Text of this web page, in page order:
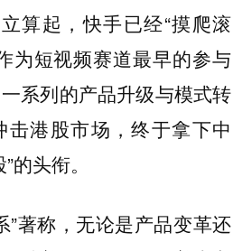
算起，快手已经“摸爬滚
为短视频赛道最早的参与
系列的产品升级与模式转
击港股市场，终于拿下中
的头衔。
”著称，无论是产品变革还